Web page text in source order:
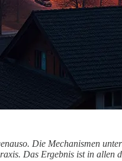
Die Mechanismen
Das Ergebnis ist in allen